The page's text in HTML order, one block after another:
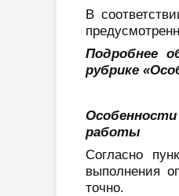
В
Подробнее
рубрике
работы
Согласно
выполнения
точно.